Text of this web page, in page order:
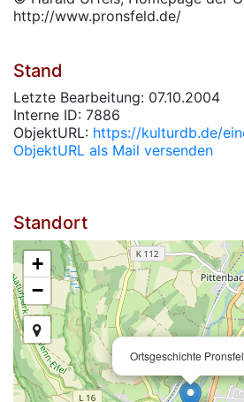
http://www.pronsfeld.de/
Stand
Letzte Bearbeitung: 07.10.2004
Interne ID: 7886
ObjektURL: https://kulturdb.de/
ObjektURL als Mail versenden
Standort
Ortsgeschichte
+
−